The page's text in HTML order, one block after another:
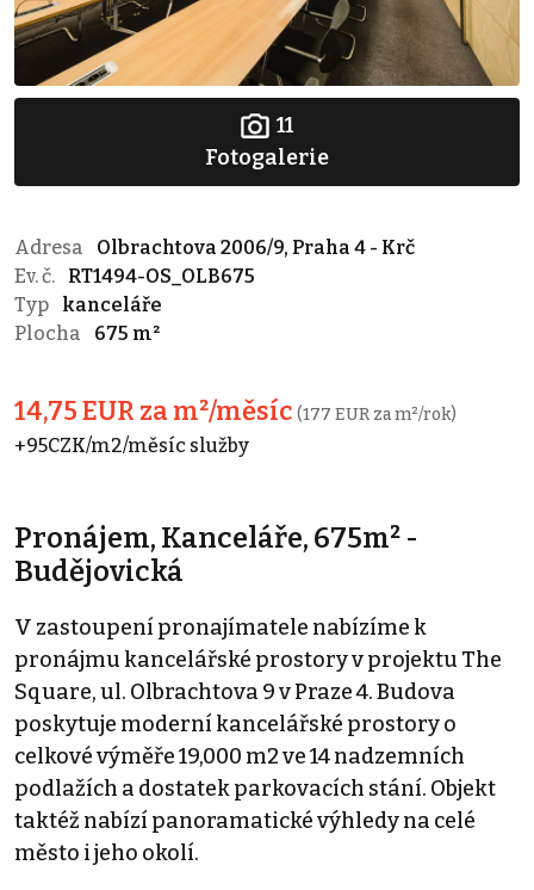
11
Fotogalerie
Adresa
Olbrachtova 2006/9, Praha 4 - Krč
Ev. č.
RT1494-OS_OLB675
Typ
kanceláře
Plocha
675 m²
14,75 EUR za m²/měsíc (177 EUR za m²/rok)
+95CZK/m2/měsíc služby
Pronájem, Kanceláře, 675m² -
Budějovická
V zastoupení pronajímatele nabízíme k
pronájmu kancelářské prostory v projektu The
Square, ul. Olbrachtova 9 v Praze 4. Budova
poskytuje moderní kancelářské prostory o
celkové výměře 19,000 m2 ve 14 nadzemních
podlažích a dostatek parkovacích stání. Objekt
taktéž nabízí panoramatické výhledy na celé
město i jeho okolí.